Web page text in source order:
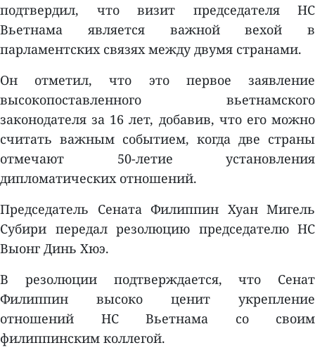
подтвердил, что визит председателя НС
Вьетнама является важной вехой в
парламентских связях между двумя странами.
Он отметил, что это первое заявление
высокопоставленного вьетнамского
законодателя за 16 лет, добавив, что его можно
считать важным событием, когда две страны
отмечают 50-летие установления
дипломатических отношений.
Председатель Сената Филиппин Хуан Мигель
Субири передал резолюцию председателю НС
Выонг Динь Хюэ.
В резолюции подтверждается, что Сенат
Филиппин высоко ценит укрепление
отношений НС Вьетнама со своим
филиппинским коллегой.